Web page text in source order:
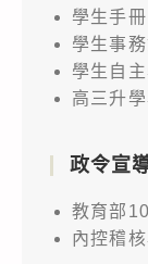
學生手冊
學生事
學生自
高三升
政令宣
教育部
內控稽